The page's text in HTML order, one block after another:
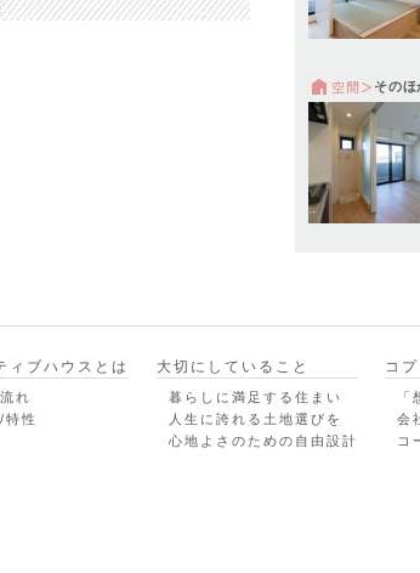
そのほ
ィブハウスとは
れ
特性
大切にしていること
暮らしに満足する住まい
人生に誇れる土地選びを
心地よさのための自由設計
コ
会
コ